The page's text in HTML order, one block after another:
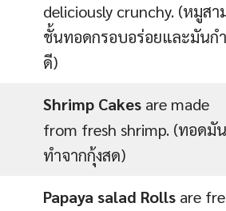
deliciously crunchy. (หมูสา
ชั้นทอดกรอบอร่อยและมันก
ดี)
Shrimp Cakes are made
from fresh shrimp. (ทอดมั
ทำจากกุ้งสด)
Papaya salad Rolls are